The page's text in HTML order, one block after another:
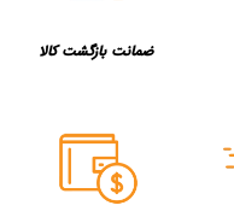
ضمانت بازگشت کالا